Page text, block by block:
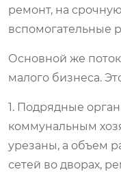
ремонт, на
вспомогательные
Основной же
малого бизнеса.
1. Подрядные
коммунальным
урезаны, а объем
сетей во дворах,